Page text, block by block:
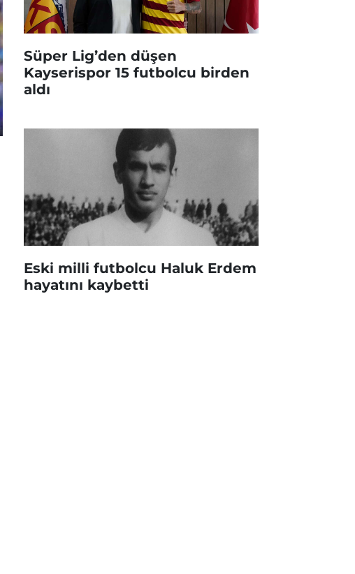
Süper Lig’den düşen
Kayserispor 15 futbolcu birden
aldı
Eski milli futbolcu Haluk Erdem
hayatını kaybetti